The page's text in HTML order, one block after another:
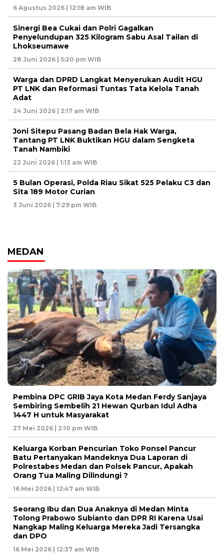
6 Agustus 2026 | 12:18 am WIB
Sinergi Bea Cukai dan Polri Gagalkan
Penyelundupan 325 Kilogram Sabu Asal Tailan di
Lhokseumawe
28 Juni 2026 | 5:20 pm WIB
Warga dan DPRD Langkat Menyerukan Audit HGU
PT LNK dan Reformasi Tuntas Tata Kelola Tanah
Adat
24 Juni 2026 | 2:17 am WIB
Joni Sitepu Pasang Badan Bela Hak Warga,
Tantang PT LNK Buktikan HGU dalam Sengketa
Tanah Nambiki
22 Juni 2026 | 1:13 am WIB
5 Bulan Operasi, Polda Riau Sikat 525 Pelaku C3 dan
Sita 189 Motor Curian
3 Juni 2026 | 7:29 pm WIB
MEDAN
Pembina DPC GRIB Jaya Kota Medan Ferdy Sanjaya
Sembiring Sembelih 21 Hewan Qurban Idul Adha
1447 H untuk Masyarakat
27 Mei 2026 | 2:10 pm WIB
Keluarga Korban Pencurian Toko Ponsel Pancur
Batu Pertanyakan Mandeknya Dua Laporan di
Polrestabes Medan dan Polsek Pancur, Apakah
Orang Tua Maling Dilindungi ?
16 Mei 2026 | 12:47 am WIB
Seorang Ibu dan Dua Anaknya di Medan Minta
Tolong Prabowo Subianto dan DPR RI Karena Usai
Nangkap Maling Keluarga Mereka Jadi Tersangka
dan DPO
16 Mei 2026 | 12:37 am WIB